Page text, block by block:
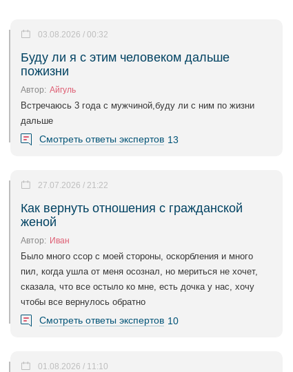
Буду ли я с этим человеком дальше
пожизни
03.08.2026 / 00:32
Автор: Айгуль
Встречаюсь 3 года с мужчиной,буду ли с ним по жизни
дальше
Смотреть ответы экспертов 13
Как вернуть отношения с гражданской
женой
27.07.2026 / 21:22
Автор: Иван
Было много ссор с моей стороны, оскорбления и много
пил, когда ушла от меня осознал, но мериться не хочет,
сказала, что все остыло ко мне, есть дочка у нас, хочу
чтобы все вернулось обратно
Смотреть ответы экспертов 10
01.08.2026 / 11:10